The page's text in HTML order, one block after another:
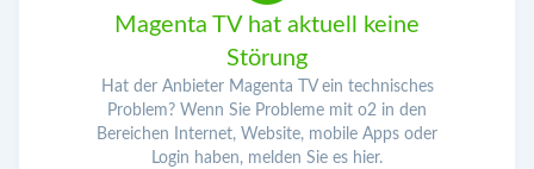
Magenta TV hat aktuell keine
Störung
Hat der Anbieter Magenta TV ein technisches
Problem? Wenn Sie Probleme mit o2 in den
Bereichen Internet, Website, mobile Apps oder
Login haben, melden Sie es hier.